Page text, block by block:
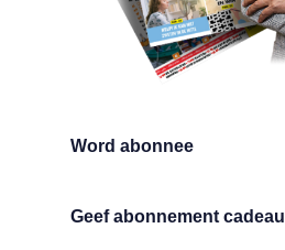
Word abonnee
Geef abonnement cadeau